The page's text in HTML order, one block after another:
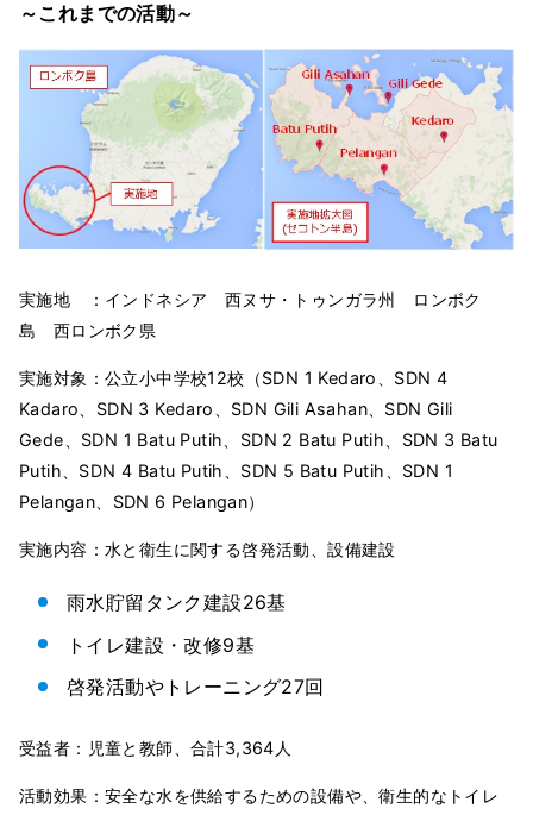
～これまでの活動～
実施地 ：インドネシア 西ヌサ・トゥンガラ州 ロンボク
島 西ロンボク県
実施対象：公立小中学校12校（SDN 1 Kedaro、SDN 4
Kadaro、SDN 3 Kedaro、SDN Gili Asahan、SDN Gili
Gede、SDN 1 Batu Putih、SDN 2 Batu Putih、SDN 3 Batu
Putih、SDN 4 Batu Putih、SDN 5 Batu Putih、SDN 1
Pelangan、SDN 6 Pelangan）
実施内容：水と衛生に関する啓発活動、設備建設
雨水貯留タンク建設26基
トイレ建設・改修9基
啓発活動やトレーニング27回
受益者：児童と教師、合計3,364人
活動効果：安全な水を供給するための設備や、衛生的なトイレ